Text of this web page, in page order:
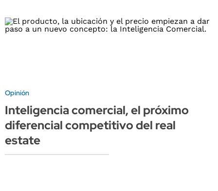
Opinión
Inteligencia comercial, el próximo
diferencial competitivo del real
estate